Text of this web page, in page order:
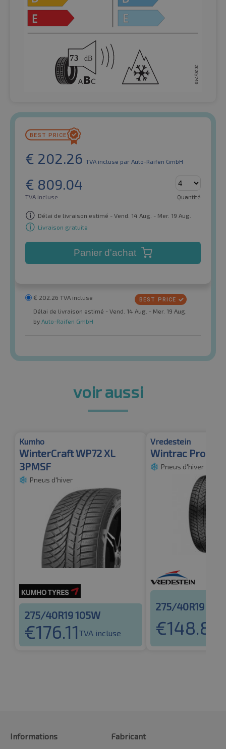
€ 202.26 TVA incluse par Auto-Raifen GmbH
€ 809.04
TVA incluse Quantité
Délai de livraison estimé - Vend. 14 Aug. - Mer. 19 Aug.
Livraison gratuite
Panier d'achat
€ 202.26 TVA incluse
Délai de livraison estimé - Vend. 14 Aug. - Mer. 19 Aug.
by Auto-Raifen GmbH
voir aussi
Kumho
WinterCraft WP72 XL
3PMSF
Pneus d'hiver
275/40R19 105W
€176.11 TVA incluse
Vredestein
Wintrac Pro XL
Pneus d'hiver
275/40R19
€148.85
Informations
Fabricant